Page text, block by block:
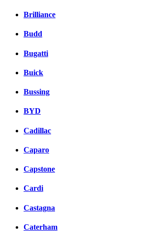
Brilliance
Budd
Bugatti
Buick
Bussing
BYD
Cadillac
Caparo
Capstone
Cardi
Castagna
Caterham